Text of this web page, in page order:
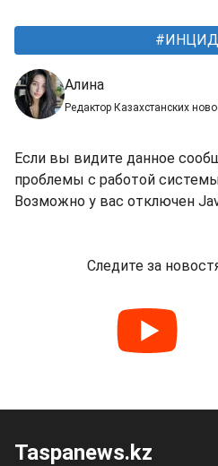
Алина
Редактор Казахстанских
Если вы видите данное
проблемы с работой
Возможно у вас отключен
Следите за
Taspanews.kz